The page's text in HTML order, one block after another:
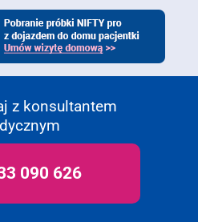
z konsultantem
090 626